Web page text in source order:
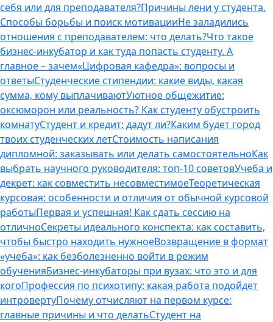
себя или для преподавателя?Причины лени у студента.
Способы борьбы и поиск мотивацииНе заладились
отношения с преподавателем: что делать?Что такое
бизнес-инкубатор и как туда попасть студенту. А
главное – зачем«Цифровая кафедра»: вопросы и
ответыСтуденческие стипендии: какие виды, какая
сумма, кому выплачиваютУютное общежитие:
оксюморон или реальность? Как студенту обустроить
комнатуСтудент и кредит: дадут ли?Каким будет город
твоих студенческих летСтоимость написания
дипломной: заказывать или делать самостоятельноКак
выбрать научного руководителя: топ-10 советовУчеба и
декрет: как совместить несовместимоеТеоретическая
курсовая: особенности и отличия от обычной курсовой
работыПервая и успешная! Как сдать сессию на
отличноСекреты идеального конспекта: как составить,
чтобы быстро находить нужноеВозвращение в формат
«учеба»: как безболезненно войти в режим
обученияБизнес-инкубаторы при вузах: что это и для
когоПрофессия по психотипу: какая работа подойдет
интровертуПочему отчисляют на первом курсе:
главные причины и что делатьСтудент на